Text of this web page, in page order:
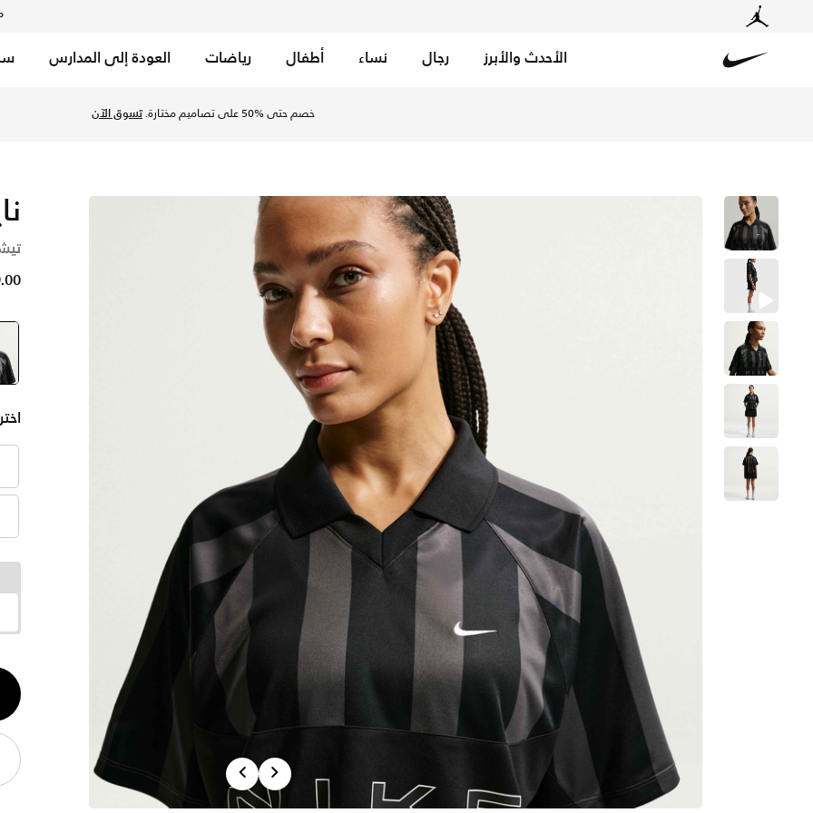
الأحدث والأبرز رجال نساء أطفال رياضات العودة إلى المدارس
خصم حتى %50 على تصاميم مختارة. تسوق الآن
PreviousNext
1